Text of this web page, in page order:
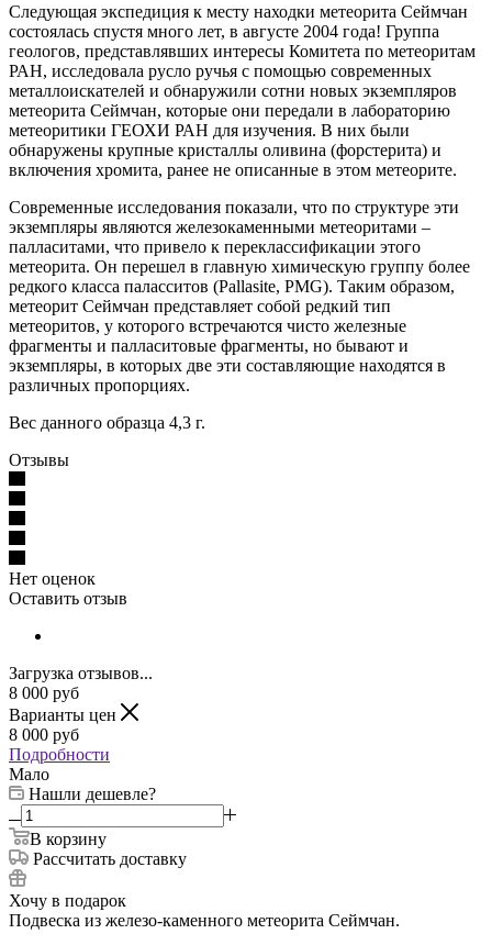
Следующая экспедиция к месту находки метеорита Сеймчан
состоялась спустя много лет, в августе 2004 года! Группа
геологов, представлявших интересы Комитета по метеоритам
РАН, исследовала русло ручья с помощью современных
металлоискателей и обнаружили сотни новых экземпляров
метеорита Сеймчан, которые они передали в лабораторию
метеоритики ГЕОХИ РАН для изучения. В них были
обнаружены крупные кристаллы оливина (форстерита) и
включения хромита, ранее не описанные в этом метеорите.
Современные исследования показали, что по структуре эти
экземпляры являются железокаменными метеоритами –
палласитами, что привело к переклассификации этого
метеорита. Он перешел в главную химическую группу более
редкого класса паласситов (Pallasite, PMG). Таким образом,
метеорит Сеймчан представляет собой редкий тип
метеоритов, у которого встречаются чисто железные
фрагменты и палласитовые фрагменты, но бывают и
экземпляры, в которых две эти составляющие находятся в
различных пропорциях.
Вес данного образца 4,3 г.
Отзывы
Нет оценок
Оставить отзыв
Загрузка отзывов...
8 000 руб
Варианты цен
8 000 руб
Подробности
Мало
Нашли дешевле?
В корзину
Рассчитать доставку
Хочу в подарок
Подвеска из железо-каменного метеорита Сеймчан.